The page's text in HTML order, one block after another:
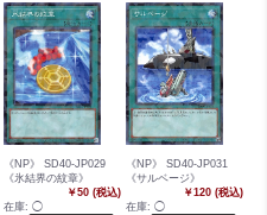
《NP》 SD40-JP029
《氷結界の紋章》
￥50 (税込)
在庫: ◯
《NP》 SD40-JP031
《サルベージ》
￥120 (税込)
在庫: ◯